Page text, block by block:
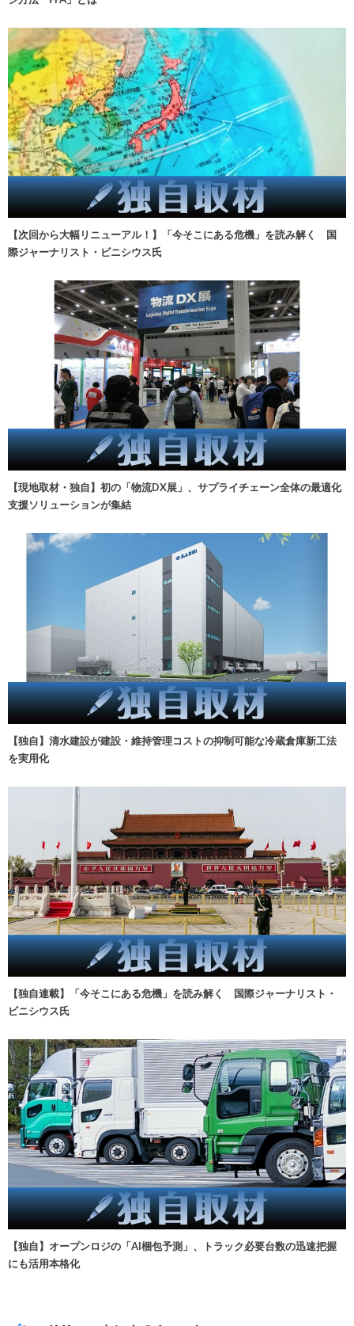
【次回から大幅リニューアル！】「今そこにある危機」を読み解く 国
際ジャーナリスト・ビニシウス氏
【現地取材・独自】初の「物流DX展」、サプライチェーン全体の最適化
支援ソリューションが集結
【独自】清水建設が建設・維持管理コストの抑制可能な冷蔵倉庫新工法
を実用化
【独自連載】「今そこにある危機」を読み解く 国際ジャーナリスト・
ビニシウス氏
【独自】オープンロジの「AI梱包予測」、トラック必要台数の迅速把握
にも活用本格化